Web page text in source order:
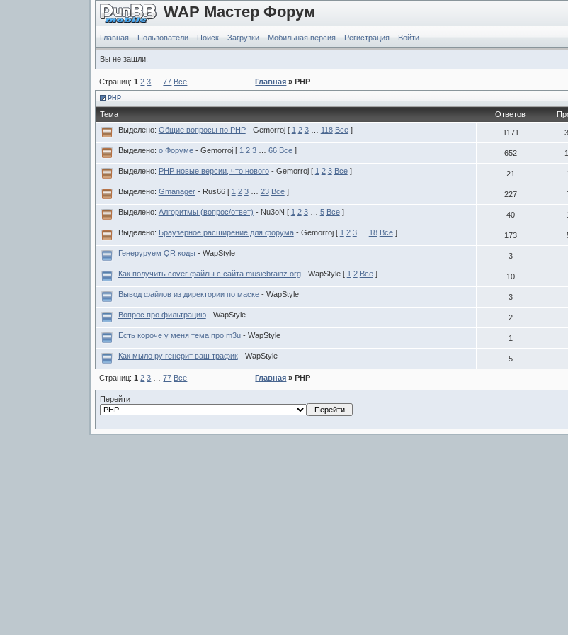
WAP Мастер Форум
Главная Пользователи Поиск Загрузки Мобильная версия Регистрация Войти
Вы не зашли.
Страниц:1 2 3 …77 Все Главная » PHP
PHP
Тема Ответов
Выделено: Общие вопросы по PHP - Gemorroj[ 1 2 3… 118 Все] 1171
Выделено: о Форуме - Gemorroj[ 1 2 3… 66 Все] 652
Выделено: PHP новые версии, что нового - Gemorroj[ 1 2 3 Все] 21
Выделено: Gmanager - Rus66[ 1 2 3… 23 Все] 227
Выделено: Алгоритмы (вопрос/ответ) - Nu3oN [ 1 2 3… 5 Все] 40
Выделено: Браузерное расширение для форума - Gemorroj[ 1 2 3… 18 Все] 173
Генеруруем QR коды - WapStyle 3
Как получить cover файлы с сайта musicbrainz.org - WapStyle[ 1 2 Все] 10
Вывод файлов из директории по маске - WapStyle 3
Вопрос про фильтрацию - WapStyle 2
Есть короче у меня тема про m3u - WapStyle 1
Как мыло ру генерит ваш трафик - WapStyle 5
Страниц:1 2 3 …77 Все Главная » PHP
Перейти